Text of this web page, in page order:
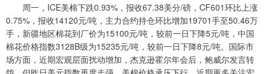
周一，ICE美棉下跌0.93%，报收67.38美分/磅，CF601环比上涨
0.75%，报收14120元/吨，主力合约持仓环比增加19701手至50.46万
手，新疆地区棉花到厂价为15100元/吨，较前一日下降5元/吨，中国
棉花价格指数3128B级为15235元/吨，较前一日下降8元/吨。国际市
场方面，近期宏观层面扰动增加，杰克逊霍尔年会后，鲍威尔发言转